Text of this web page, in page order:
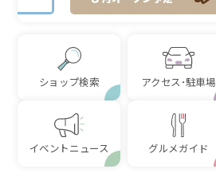
ショップ検索 アクセス･駐車場
イベントニュース グルメガイド